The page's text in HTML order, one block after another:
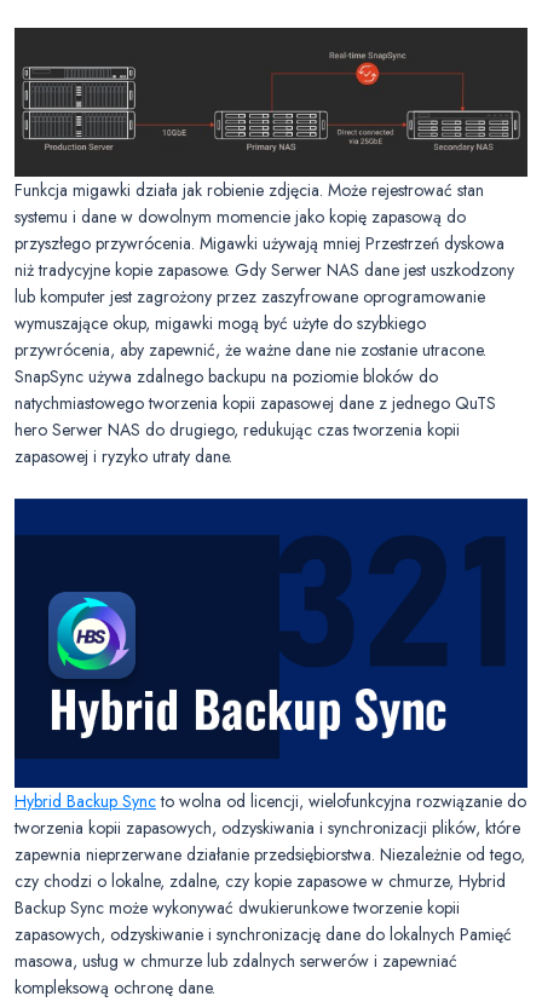
Funkcja migawki działa jak robienie zdjęcia. Może rejestrować stan
systemu i dane w dowolnym momencie jako kopię zapasową do
przyszłego przywrócenia. Migawki używają mniej Przestrzeń dyskowa
niż tradycyjne kopie zapasowe. Gdy Serwer NAS dane jest uszkodzony
lub komputer jest zagrożony przez zaszyfrowane oprogramowanie
wymuszające okup, migawki mogą być użyte do szybkiego
przywrócenia, aby zapewnić, że ważne dane nie zostanie utracone.
SnapSync używa zdalnego backupu na poziomie bloków do
natychmiastowego tworzenia kopii zapasowej dane z jednego QuTS
hero Serwer NAS do drugiego, redukując czas tworzenia kopii
zapasowej i ryzyko utraty dane.
Hybrid Backup Syncto wolna od licencji, wielofunkcyjna rozwiązanie do
tworzenia kopii zapasowych, odzyskiwania i synchronizacji plików, które
zapewnia nieprzerwane działanie przedsiębiorstwa. Niezależnie od tego,
czy chodzi o lokalne, zdalne, czy kopie zapasowe w chmurze, Hybrid
Backup Sync może wykonywać dwukierunkowe tworzenie kopii
zapasowych, odzyskiwanie i synchronizację dane do lokalnych Pamięć
masowa, usług w chmurze lub zdalnych serwerów i zapewniać
kompleksową ochronę dane.